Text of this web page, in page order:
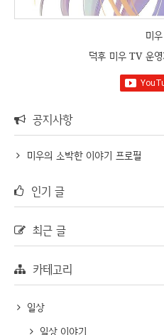
미
덕후 미우 TV 운
공지사항
미우의 소박한 이야기 프로필
인기 글
최근 글
카테고리
일상
일상 이야기